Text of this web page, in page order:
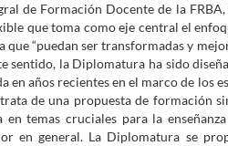
de Formación Docente de la
que toma como eje central el
que “puedan ser transformadas y
sentido, la Diplomatura ha sido
en años recientes en el marco de los
de una propuesta de formación
temas cruciales para la
en general. La Diplomatura se